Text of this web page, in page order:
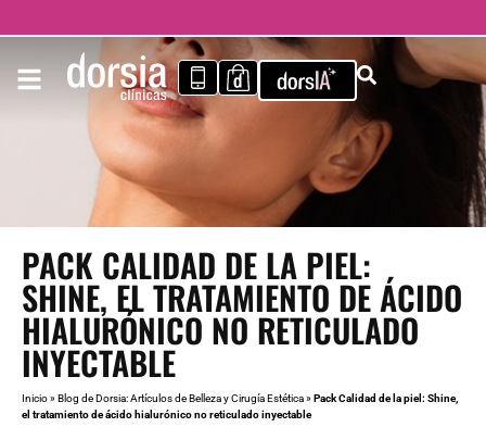
PACK CALIDAD DE LA PIEL:
SHINE, EL TRATAMIENTO DE ÁCIDO
HIALURÓNICO NO RETICULADO
INYECTABLE
Inicio»Blog de Dorsia: Artículos de Belleza y Cirugía Estética»Pack Calidad de la piel: Shine,
el tratamiento de ácido hialurónico no reticulado inyectable